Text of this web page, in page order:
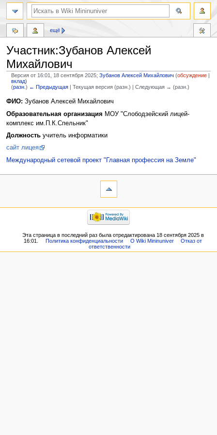
Участник:Зубанов Алексей
Михайлович
Версия от 16:01, 18 сентября 2025;Зубанов Алексей Михайлович (обсуждение
вклад)
(разн.) ← Предыдущая | Текущая версия (разн.) | Следующая → (разн.)
Перейти
к
навигации
Перейти
к
поиску
ФИО: Зубанов Алексей Михайлович
Образовательная организация МОУ "Слободзейский лицей-
комплекс им.П.К.Спельник"
Должностьучитель информатики
сайт лицея
Международный сетевой проект "Главная профессия на Земле"
ещё
Эта страница в последний раз была отредактирована 18 сентября 2025 в
16:01.
Политика конфиденциальности О Wiki Mininuniver
Отказ от
ответственности